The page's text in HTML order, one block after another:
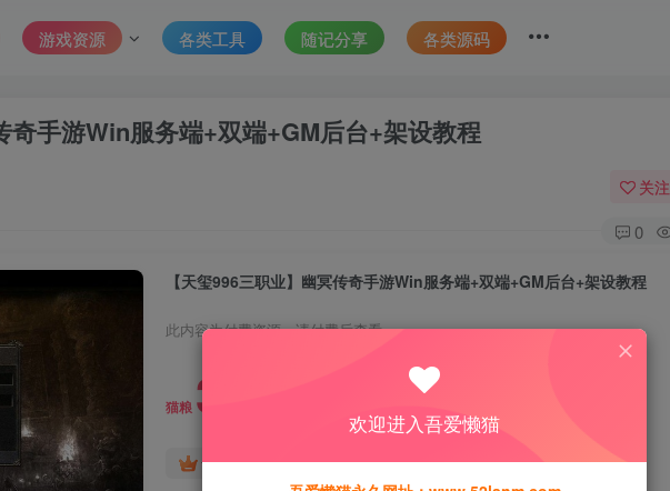
游戏资源 各类工具 随记分享 各类源码
奇手游Win服务端+双端+GM后台+架设教程
关注
0
【天玺996三职业】幽冥传奇手游Win服务端+双端+GM后台+架设教程
此内容为付费资源，请付费后查看
猫粮 30
黄金会员猫粮15 钻石会员免费
欢迎进入吾爱懒猫